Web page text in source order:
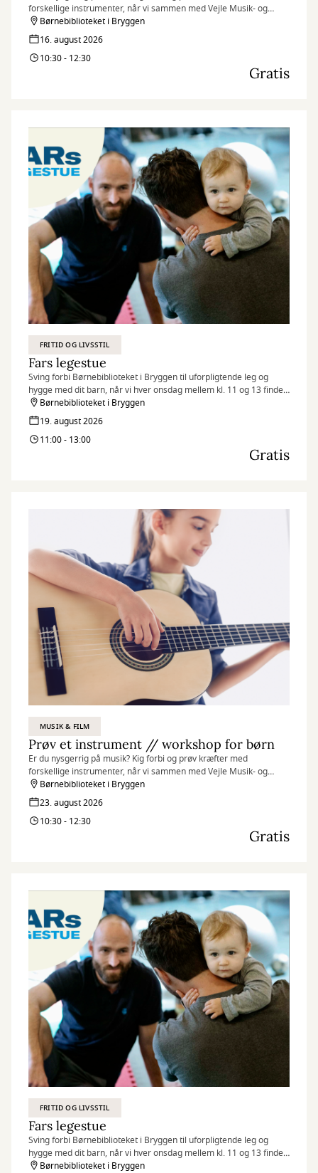
forskellige instrumenter, når vi sammen med Vejle Musik- og
Kulturskole inviterer til et par sjove og inspirerende musikalske
timer på Børnebiblioteket i Bryggen.
Børnebiblioteket i Bryggen
16. august 2026
10:30 - 12:30
Gratis
FRITID OG LIVSSTIL
Fars legestue
Sving forbi Børnebiblioteket i Bryggen til uforpligtende leg og
hygge med dit barn, når vi hver onsdag mellem kl. 11 og 13 finder
legetøjet frem og inviterer til Fars legestue.
Børnebiblioteket i Bryggen
19. august 2026
11:00 - 13:00
Gratis
MUSIK & FILM
Prøv et instrument // workshop for børn
Er du nysgerrig på musik? Kig forbi og prøv kræfter med
forskellige instrumenter, når vi sammen med Vejle Musik- og
Kulturskole inviterer til et par sjove og inspirerende musikalske
timer på Børnebiblioteket i Bryggen.
Børnebiblioteket i Bryggen
23. august 2026
10:30 - 12:30
Gratis
FRITID OG LIVSSTIL
Fars legestue
Sving forbi Børnebiblioteket i Bryggen til uforpligtende leg og
hygge med dit barn, når vi hver onsdag mellem kl. 11 og 13 finder
legetøjet frem og inviterer til Fars legestue.
Børnebiblioteket i Bryggen